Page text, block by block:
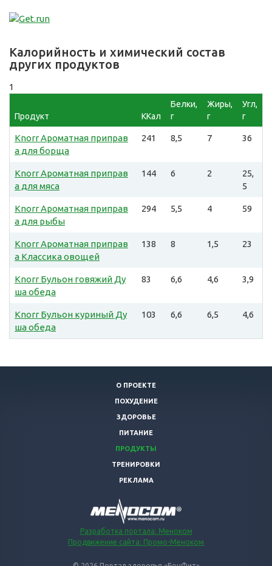
Калорийность и химический состав
других продуктов
1
Продукт ККал
Белки,
г
Жиры,
г
Угл,
г
Knorr Ароматная приправ
а для борща
241 8,5 7 36
Knorr Ароматная приправ
а для мяса
144 6 2
25,
5
Knorr Ароматная приправ
а для рыбы
294 5,5 4 59
Knorr Ароматная приправ
а Классика овощей
138 8 1,5 23
Knorr Бульон говяжий Ду
ша обеда
83 6,6 4,6 3,9
Knorr Бульон куриный Ду
ша обеда
103 6,6 6,5 4,6
О ПРОЕКТЕ
ПОХУДЕНИЕ
ЗДОРОВЬЕ
ПИТАНИЕ
ПРОДУКТЫ
ТРЕНИРОВКИ
РЕКЛАМА
Разработка портала: Меноком
Продвижение сайта: Промо-Меноком